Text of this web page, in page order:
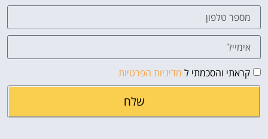
קראתי והסכמתי ל מדיניות הפרטיות
שלח